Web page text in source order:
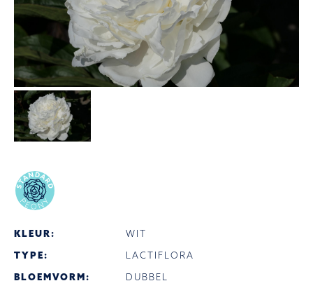
KLEUR:
WIT
TYPE:
LACTIFLORA
BLOEMVORM:
DUBBEL